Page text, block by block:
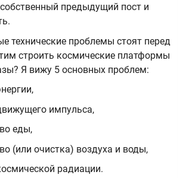
предыдущий пост и
технические проблемы стоят перед
строить космические платформы
Я вижу 5 основных проблем:
импульса,
еды,
(или очистка) воздуха и воды,
радиации.